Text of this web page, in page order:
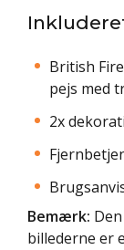
British
pejs med
2x
Bemærk:
billederne er